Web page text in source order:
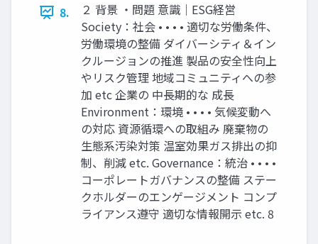
8.
２ 背景 ・問題 意識｜ESG経営
Society：社会 • • • • 適切な労働条件、
労働環境の整備 ダイバーシティ＆イン
クルージョンの推進 製品の安全性向上
やリスク管理 地域コミュニティへの参
加 etc 企業の 中長期的な 成長
Environment：環境 • • • • 気候変動へ
の対応 資源循環への取組み 廃棄物の
生態系汚染対策 温室効果ガス排出の抑
制、削減 etc. Governance：統治 • • • •
コーポレートガバナンスの整備 ステー
クホルダーのエンゲージメント コンプ
ライアンス遵守 適切な情報開示 etc. 8